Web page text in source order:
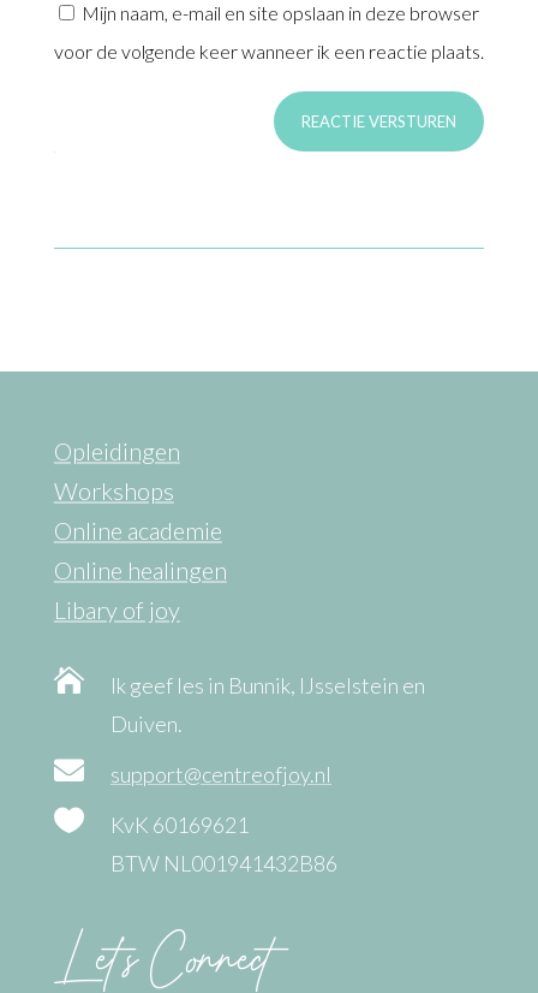
Mijn naam, e-mail en site opslaan in deze browser
voor de volgende keer wanneer ik een reactie plaats.
REACTIE VERSTUREN
Opleidingen
Workshops
Online academie
Online healingen
Libary of joy

Ik geef les in Bunnik, IJsselstein en
Duiven.
 support@centreofjoy.nl

KvK 60169621
BTW NL001941432B86
Let’s Connect